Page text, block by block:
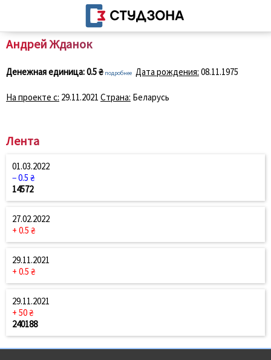
Андрей Жданок
Денежная единица:0.5 ₴ подробнее Дата рождения: 08.11.1975
На проекте с: 29.11.2021 Страна: Беларусь
Лента
01.03.2022
− 0.5 ₴
14572
27.02.2022
+ 0.5 ₴
29.11.2021
+ 0.5 ₴
29.11.2021
+ 50 ₴
240188